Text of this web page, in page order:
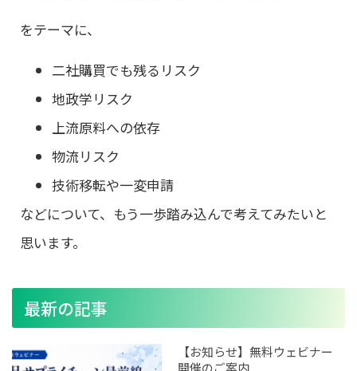
をテーマに、
二社購買でも残るリスク
地政学リスク
上流原料への依存
物流リスク
技術移転や一変申請
などについて、もう一歩踏み込んで考えてみたいと
思います。
最新の記事
【お知らせ】無料ウェビナー
開催のご案内